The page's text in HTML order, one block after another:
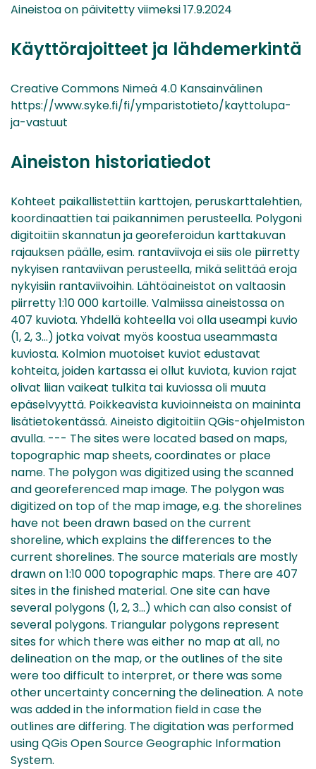
Aineistoa on päivitetty viimeksi 17.9.2024
Käyttörajoitteet ja lähdemerkintä
Creative Commons Nimeä 4.0 Kansainvälinen
https://www.syke.fi/fi/ymparistotieto/kayttolupa-
ja-vastuut
Aineiston historiatiedot
Kohteet paikallistettiin karttojen, peruskarttalehtien,
koordinaattien tai paikannimen perusteella. Polygoni
digitoitiin skannatun ja georeferoidun karttakuvan
rajauksen päälle, esim. rantaviivoja ei siis ole piirretty
nykyisen rantaviivan perusteella, mikä selittää eroja
nykyisiin rantaviivoihin. Lähtöaineistot on valtaosin
piirretty 1:10 000 kartoille. Valmiissa aineistossa on
407 kuviota. Yhdellä kohteella voi olla useampi kuvio
(1, 2, 3…) jotka voivat myös koostua useammasta
kuviosta. Kolmion muotoiset kuviot edustavat
kohteita, joiden kartassa ei ollut kuviota, kuvion rajat
olivat liian vaikeat tulkita tai kuviossa oli muuta
epäselvyyttä. Poikkeavista kuvioinneista on maininta
lisätietokentässä. Aineisto digitoitiin QGis-ohjelmiston
avulla. --- The sites were located based on maps,
topographic map sheets, coordinates or place
name. The polygon was digitized using the scanned
and georeferenced map image. The polygon was
digitized on top of the map image, e.g. the shorelines
have not been drawn based on the current
shoreline, which explains the differences to the
current shorelines. The source materials are mostly
drawn on 1:10 000 topographic maps. There are 407
sites in the finished material. One site can have
several polygons (1, 2, 3...) which can also consist of
several polygons. Triangular polygons represent
sites for which there was either no map at all, no
delineation on the map, or the outlines of the site
were too difficult to interpret, or there was some
other uncertainty concerning the delineation. A note
was added in the information field in case the
outlines are differing. The digitation was performed
using QGis Open Source Geographic Information
System.